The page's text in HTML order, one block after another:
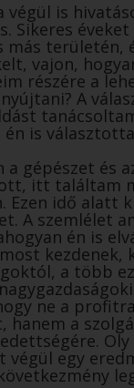
végül is
Sikeres
más területén,
vajon,
részére a
A
is
a gépészet és
itt találtam
Ezen idő alatt
A szemlélet
én is
kezdenek,
a több
ne a
hanem a
végül egy